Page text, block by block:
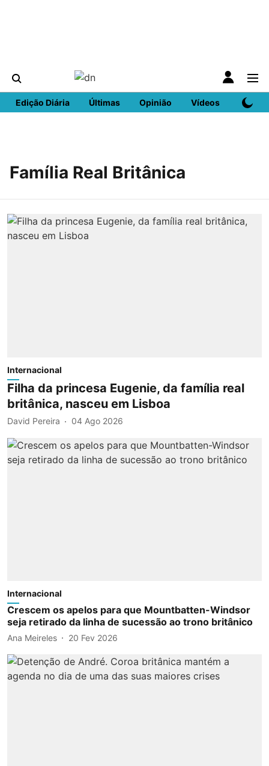
Edição Diária Últimas Opinião Vídeos DN
Família Real Britânica
Internacional
Filha da princesa Eugenie, da família real
britânica, nasceu em Lisboa
David Pereira 04 Ago 2026
Internacional
Crescem os apelos para que Mountbatten-Windsor
seja retirado da linha de sucessão ao trono britânico
Ana Meireles 20 Fev 2026